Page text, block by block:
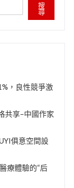
搜
尋
，良性競爭激
共享–中國作家
俱意空間設
療體驗的“后